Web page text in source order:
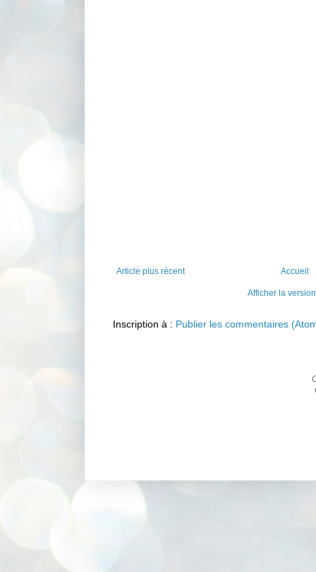
Article plus récent Accueil
Afficher la
Inscription à : Publier les commentaires